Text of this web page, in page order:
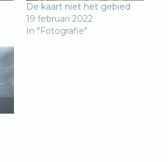
De kaart niet het gebied
19 februari 2022
In "Fotografie"